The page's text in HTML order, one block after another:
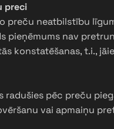
preci
neatbilstību
pieņēmums nav
konstatēšanas, t.i.,
pēc preču
vai apmaiņu